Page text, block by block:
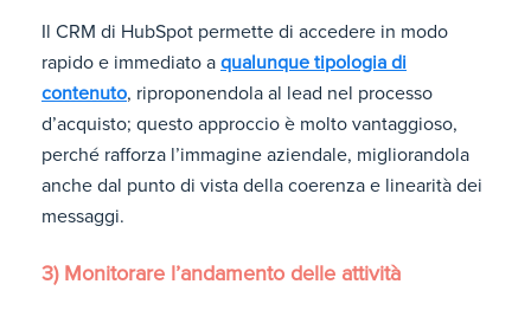
Il CRM di HubSpot permette di accedere in modo
rapido e immediato a qualunque tipologia di
contenuto, riproponendola al lead nel processo
d’acquisto; questo approccio è molto vantaggioso,
perché rafforza l’immagine aziendale, migliorandola
anche dal punto di vista della coerenza e linearità dei
messaggi.
3) Monitorare l’andamento delle attività